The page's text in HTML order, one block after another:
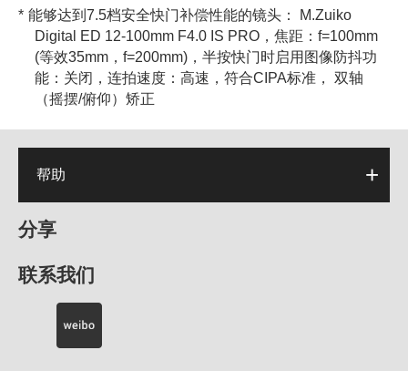
能够达到7.5档安全快门补偿性能的镜头： M.Zuiko
Digital ED 12-100mm F4.0 IS PRO，焦距：f=100mm
(等效35mm，f=200mm)，半按快门时启用图像防抖功
能：关闭，连拍速度：高速，符合CIPA标准， 双轴
（摇摆/俯仰）矫正
帮助
分享
联系我们